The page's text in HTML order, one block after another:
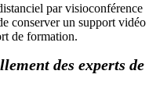
par visioconférence
conserver un support vidéo
de formation.
des experts de